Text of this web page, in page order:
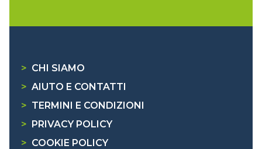
> CHI SIAMO
> AIUTO E CONTATTI
> TERMINI E CONDIZIONI
> PRIVACY POLICY
> COOKIE POLICY